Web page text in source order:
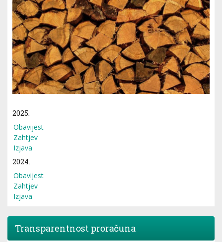
2025.
Obavijest
Zahtjev
Izjava
2024.
Obavijest
Zahtjev
Izjava
Transparentnost proračuna